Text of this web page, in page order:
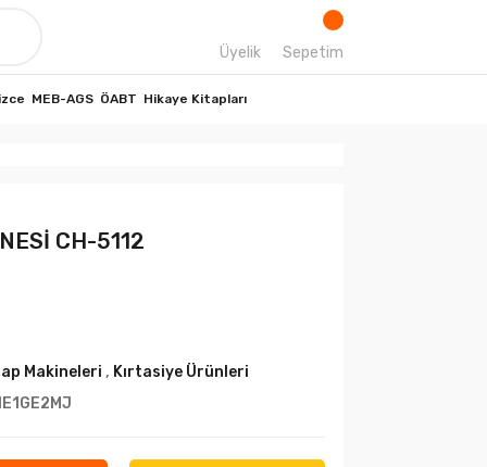
Üyelik Sepetim
MEB-AGS ÖABT Hikaye Kitapları
CH-5112
Makineleri , Kırtasiye Ürünleri